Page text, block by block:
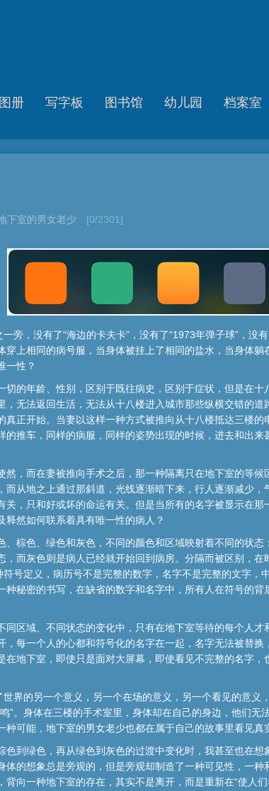
册 写字板 图书馆 幼儿园 档案室
下室的男女老少 [0/2301]
旁，没有了“海边的卡夫卡”，没有了“1973年弹子球”，没
穿上相同的病号服，当身体被挂上了相同的盐水，当身体
一性？
切的年龄、性别，区别于既往病史，区别于症状，但是在
无法返回生活，无法从十八楼进入城市那些纵横交错的道
真正开始。当妻以这样一种方式被推向从十八楼抵达三楼
的推车，同样的病服，同样的姿势出现的时候，进去和出
然，而在妻被推向手术之后，那一种隔离只在地下室的等
而从地之上通过那斜道，光线逐渐暗下来，行人逐渐减少，
关，只和好或坏的命运有关。但是当所有的名字被显示在
释然如何联系着具有唯一性的病人？
、棕色、绿色和灰色，不同的颜色和区域映射着不同的状
，而灰色则是病人已经就开始回到病房。分隔而被区别，
符号定义，病历号不是完整的数字，名字不是完整的文字
种秘密的书写，在缺省的数字和名字中，所有人在符号的
同区域、不同状态的变化中，只有在地下室等待的每个人
，每一个人的心都和符号化的名字在一起，名字无法被替
在地下室，即使只是面对大屏幕，即使看见不完整的名字
世界的另一个意义，另一个在场的意义，另一个看见的意义
”。身体在三楼的手术室里，身体却在自己的身边，他们
可能，地下室的男女老少也都在属于自己的故事里看见真
色到绿色，再从绿色到灰色的过渡中变化时，我甚至也在
体的想象总是旁观的，但是旁观却制造了一种可见性，一
背向一种地下室的存在，其实不是离开，而是重新在“使人